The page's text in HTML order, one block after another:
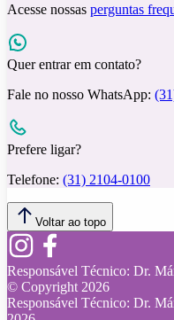
Acesse nossas perguntas
Quer entrar em contato?
Fale no nosso WhatsApp:
Prefere ligar?
Telefone: (31) 2104-0100
Voltar ao topo
Responsável Técnico: Dr.
© Copyright 2026
Responsável Técnico: Dr.